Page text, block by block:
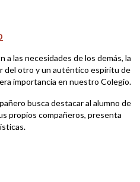
a las necesidades de los demás, la
del otro y un auténtico espíritu de
importancia en nuestro Colegio.
busca destacar al alumno de
propios compañeros, presenta